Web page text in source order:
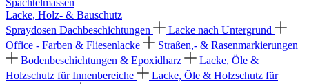
Spachtelmassen
Lacke, Holz- & Bauschutz
Spraydosen Dachbeschichtungen
Lacke nach Untergrund
Office - Farben & Fliesenlacke
Straßen,- & Rasenmarkierungen
Bodenbeschichtungen & Epoxidharz
Lacke, Öle &
Holzschutz für Innenbereiche
Lacke, Öle & Holzschutz für